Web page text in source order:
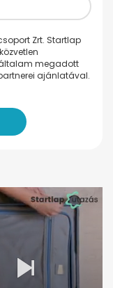
Zrt. Startlap
általam megadott
ajánlatával.